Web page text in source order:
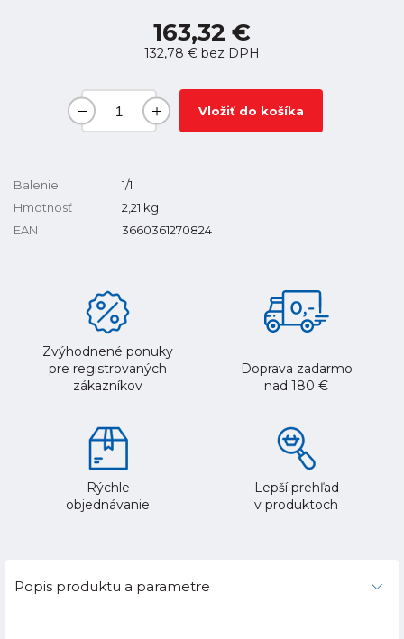
163,32 €
132,78 € bez DPH
Vložiť do košíka
Balenie
1/1
Hmotnosť
2,21 kg
EAN
3660361270824
Zvýhodnené ponuky
pre registrovaných
zákazníkov
Doprava zadarmo
nad 180 €
Rýchle
objednávanie
Lepší prehľad
v produktoch
Popis produktu a parametre